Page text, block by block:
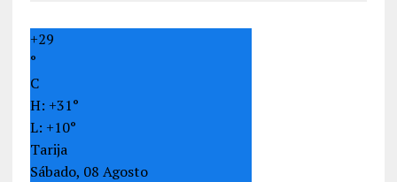
+29
°
C
H: +31°
L: +10°
Tarija
Sábado, 08 Agosto